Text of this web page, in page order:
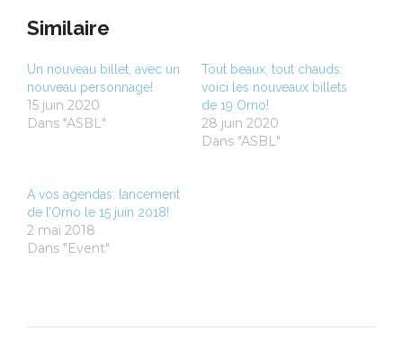
Similaire
Un nouveau billet, avec un
nouveau personnage!
15 juin 2020
Dans "ASBL"
Tout beaux, tout chauds:
voici les nouveaux billets
de 19 Orno!
28 juin 2020
Dans "ASBL"
A vos agendas: lancement
de l’Orno le 15 juin 2018!
2 mai 2018
Dans "Event"